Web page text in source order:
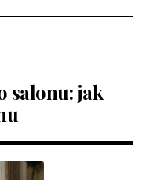
salonu: jak